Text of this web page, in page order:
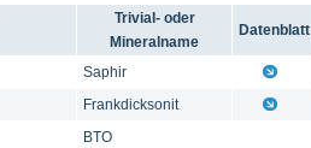
Trivial- oder
Mineralname
Datenblatt
Saphir
Frankdicksonit
BTO